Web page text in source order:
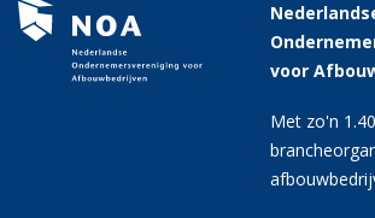
voor
Met zo'n